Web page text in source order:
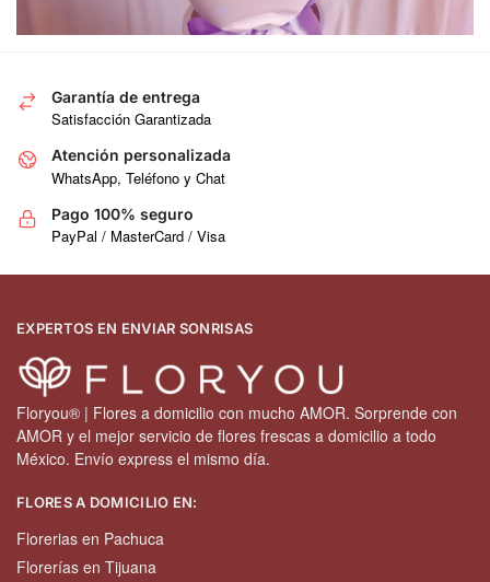
Garantía de entrega
Satisfacción Garantizada
Atención personalizada
WhatsApp, Teléfono y Chat
Pago 100% seguro
PayPal / MasterCard / Visa
EXPERTOS EN ENVIAR SONRISAS
Floryou® | Flores a domicilio con mucho AMOR. Sorprende con
AMOR y el mejor servicio de flores frescas a domicilio a todo
México. Envío express el mismo día.
FLORES A DOMICILIO EN:
Florerias en Pachuca
Florerías en Tijuana